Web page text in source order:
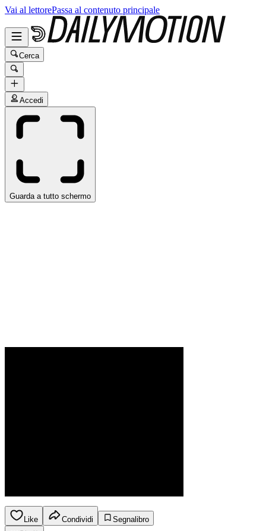
Vai al lettorePassa al contenuto principale
Cerca
Accedi
Guarda a tutto schermo
Like Condividi
Segnalibro